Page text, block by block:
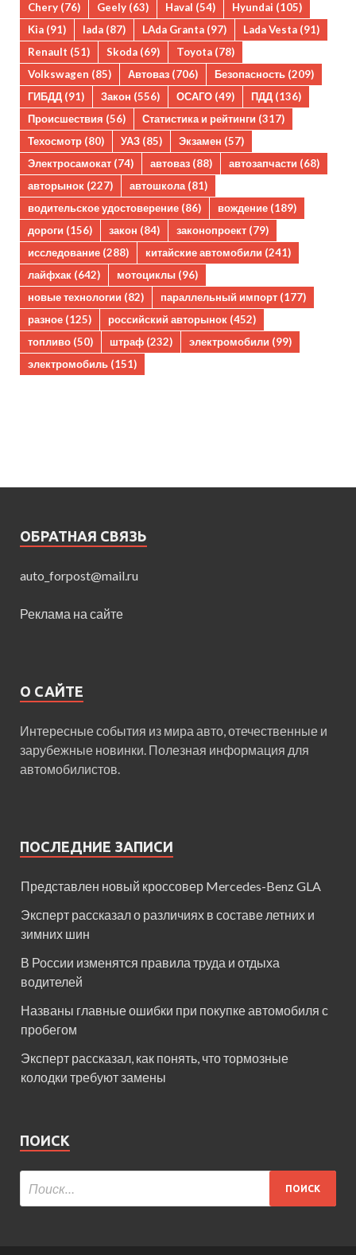
Chery (76) Geely (63) Haval (54) Hyundai (105)
Kia (91) lada (87) LAda Granta (97) Lada Vesta (91)
Renault (51) Skoda (69) Toyota (78)
Volkswagen (85) Автоваз (706) Безопасность (209)
ГИБДД (91) Закон (556) ОСАГО (49) ПДД (136)
Происшествия (56) Статистика и рейтинги (317)
Техосмотр (80) УАЗ (85) Экзамен (57)
Электросамокат (74) автоваз (88) автозапчасти (68)
авторынок (227) автошкола(81)
водительское удостоверение (86) вождение (189)
дороги (156) закон (84) законопроект (79)
исследование (288) китайские автомобили (241)
лайфхак (642) мотоциклы (96)
новые технологии (82) параллельный импорт (177)
разное (125) российский авторынок (452)
топливо (50) штраф (232) электромобили (99)
электромобиль (151)
ОБРАТНАЯ СВЯЗЬ
auto_forpost@mail.ru
Реклама на сайте
О САЙТЕ
Интересные события из мира авто, отечественные и
зарубежные новинки. Полезная информация для
автомобилистов.
ПОСЛЕДНИЕ ЗАПИСИ
Представлен новый кроссовер Mercedes-Benz GLA
Эксперт рассказал о различиях в составе летних и
зимних шин
В России изменятся правила труда и отдыха
водителей
Названы главные ошибки при покупке автомобиля с
пробегом
Эксперт рассказал, как понять, что тормозные
колодки требуют замены
ПОИСК